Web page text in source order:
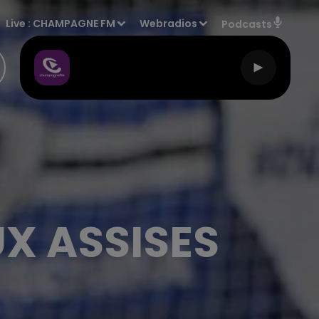
Live : CHAMPAGNE FM Webradios Podcasts
ASSISES